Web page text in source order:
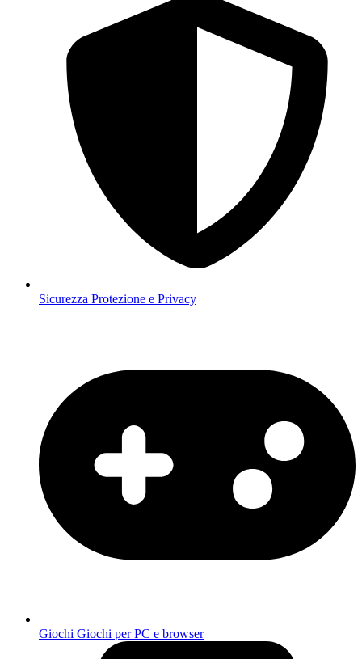
Sicurezza Protezione e Privacy
Giochi Giochi per PC e browser